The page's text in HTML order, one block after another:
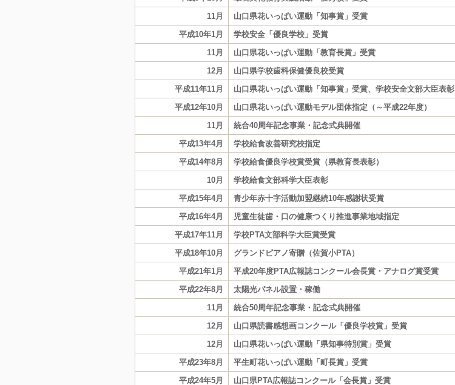
11月
山口県花いっぱい運動「知事賞」受賞
平成10年1月
学校安全「優良学校」受賞
11月
山口県花いっぱい運動「教育長賞」受賞
12月
山口県学校歯科保健優良校受賞
平成11年11月
山口県花いっぱい運動「知事賞」受賞、学校安全文部大臣表彰
平成12年10月
山口県花いっぱい運動モデル団体指定（～平成22年度）
11月
統合40周年記念事業・記念式典開催
平成13年4月
学校給食改善研究校指定
平成14年8月
学校給食優良学校賞受賞（県教育長表彰）
10月
学校給食文部科学大臣表彰
平成15年4月
青少年赤十字活動加盟継続10年感謝状受賞
平成16年4月
児童生徒歯・口の健康つくり推進事業地域指定
平成17年11月
学校PTA文部科学大臣賞受賞
平成18年10月
グランドピアノ寄贈（佐賀小PTA）
平成21年1月
平成20年度PTA広報誌コンクール会長賞・アナログ賞受賞
平成22年8月
太陽光パネル設置・稼働
11月
統合50周年記念事業・記念式典開催
12月
山口県読書感想画コンクール「優良学校賞」受賞
12月
山口県花いっぱい運動「県知事特別賞」受賞
平成23年8月
平生町花いっぱい運動「町長賞」受賞
平成24年5月
山口県PTA広報誌コンクール「会長賞」受賞